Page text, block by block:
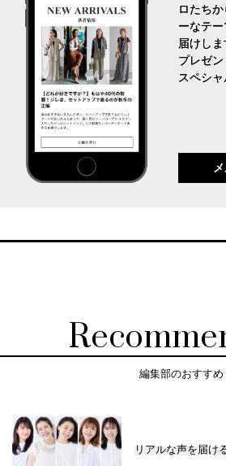
ロたち
ーなテ
届けしま
プレゼ
スペシャ
編集部のおすすめ
リアルな声を届け